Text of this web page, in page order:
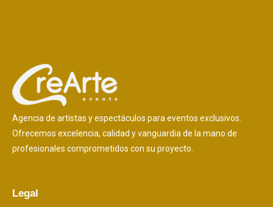
Agencia de artistas y espectáculos para eventos exclusivos.
Ofrecemos excelencia, calidad y vanguardia de la mano de
profesionales comprometidos con su proyecto.
Legal